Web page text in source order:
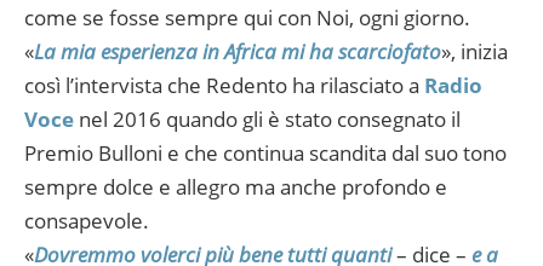
come se fosse sempre qui con Noi, ogni giorno.
«La mia esperienza in Africa mi ha scarciofato», inizia
così l’intervista che Redento ha rilasciato a Radio
Voce nel 2016 quando gli è stato consegnato il
Premio Bulloni e che continua scandita dal suo tono
sempre dolce e allegro ma anche profondo e
consapevole.
«Dovremmo volerci più bene tutti quanti– dice – e a